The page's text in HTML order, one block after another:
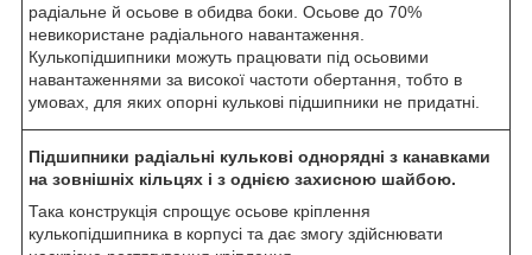
радіальне й осьове в обидва боки. Осьове до 70%
невикористане радіального навантаження.
Кулькопідшипники можуть працювати під осьовими
навантаженнями за високої частоти обертання, тобто в
умовах, для яких опорні кулькові підшипники не придатні.
Підшипники радіальні кулькові однорядні з канавками
на зовнішніх кільцях і з однією захисною шайбою.
Така конструкція спрощує осьове кріплення
кулькопідшипника в корпусі та дає змогу здійснювати